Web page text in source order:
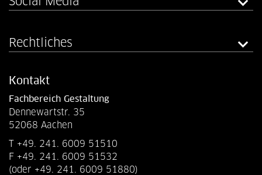
Rechtliches
Kontakt
Fachbereich Gestaltung
Dennewartstr. 35
52068 Aachen
T +49. 241. 6009 51510
F +49. 241. 6009 51532
(oder +49. 241. 6009 51880)